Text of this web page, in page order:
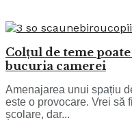
Colțul de teme
bucuria camerei
Amenajarea unui spațiu
este o provocare. Vrei să
școlare, dar...